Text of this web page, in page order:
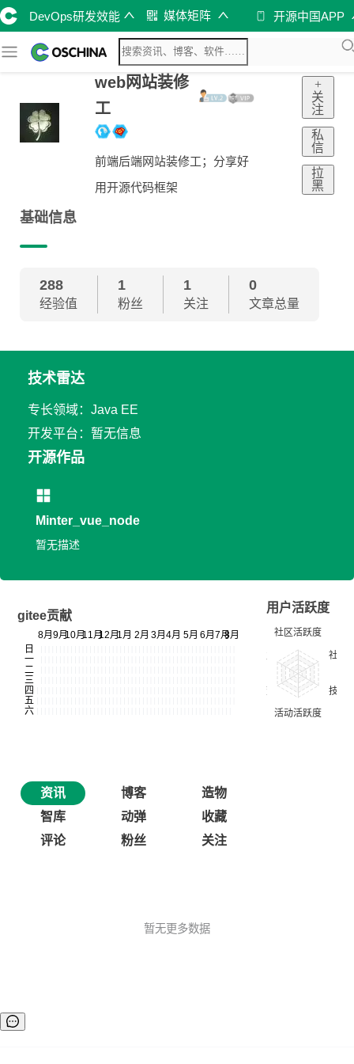
DevOps研发效能 媒体矩阵 开源中国APP
web网站装修
工
前端后端网站装修工；分享好
用开源代码框架
+
关
注
私
信
拉
黑
基础信息
288
经验值
1
粉丝
1
关注
0
文章总量
技术雷达
专长领域：Java EE
开发平台：暂无信息
开源作品
Minter_vue_node
暂无描述
gitee贡献
用户活跃度
资讯 博客
造物
智库
动弹
收藏
评论
粉丝 关注
暂无更多数据